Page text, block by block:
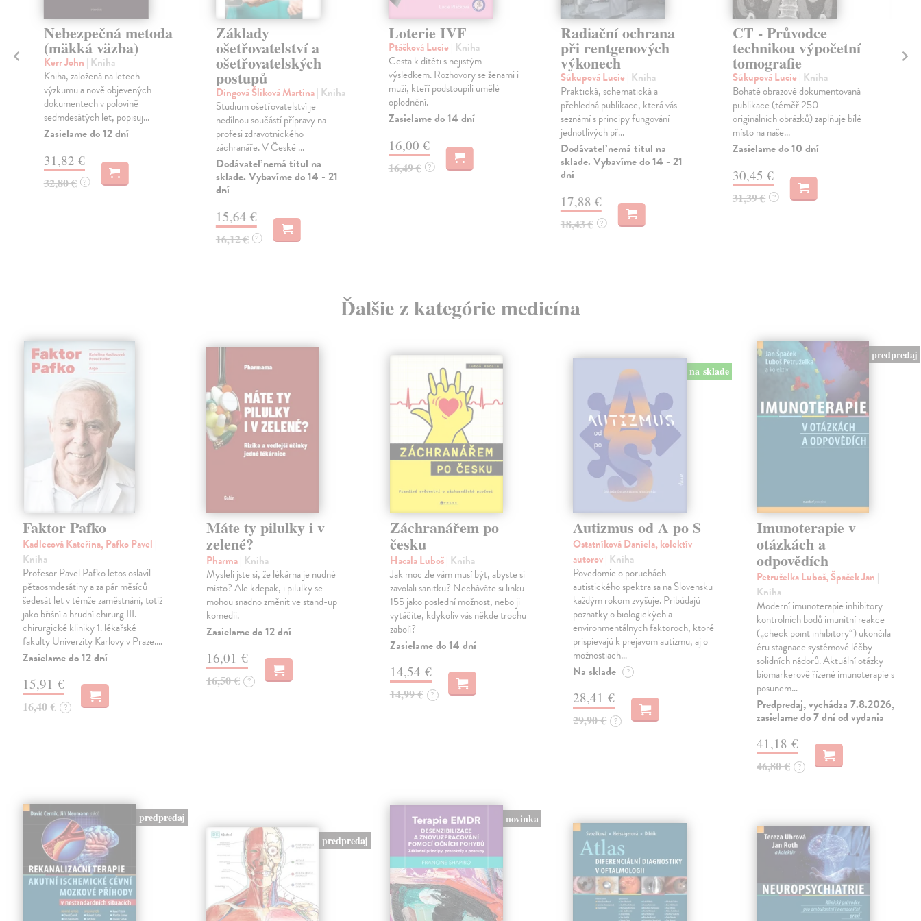
Nebezpečná metoda
(mäkká väzba)
Kerr John | Kniha
Kniha, založená na letech
výzkumu a nově objevených
dokumentech v polovině
sedmdesátých let, popisuj...
Zasielame do 12 dní
31,82 €
32,80 € ?
Základy
ošetřovatelství a
ošetřovatelských
postupů
Dingová Šliková Martina| Kniha
Studium ošetřovatelství je
nedílnou součástí přípravy na
profesi zdravotnického
záchranáře. V České ...
Dodávateľ nemá titul na
sklade. Vybavíme do 14 - 21
dní
15,64 €
16,12 € ?
Loterie IVF
Ptáčková Lucie | Kniha
Cesta k dítěti s nejistým
výsledkem. Rozhovory se ženami i
muži, kteří podstoupili umělé
oplodnění.
Zasielame do 14 dní
16,00 €
16,49 € ?
Radiační ochrana
při rentgenových
výkonech
Súkupová Lucie | Kniha
Praktická, schematická a
přehledná publikace, která vás
seznámí s principy fungování
jednotlivých př...
Dodávateľ nemá titul na
sklade. Vybavíme do 14 - 21
dní
17,88 €
18,43 € ?
CT - Průvodce
technikou výpočetní
tomografie
Súkupová Lucie | Kniha
Bohatě obrazově dokumentovaná
publikace (téměř 250
originálních obrázků) zaplňuje bílé
místo na naše...
Zasielame do 10 dní
30,45 €
31,39 € ?
Ďalšie z kategórie medicína
Faktor Pafko
Kadlecová Kateřina, Pafko Pavel |
Kniha
Profesor Pavel Pafko letos oslavil
pětaosmdesátiny a za pár měsíců
šedesát let v témže zaměstnání, totiž
jako břišní a hrudní chirurg III.
chirurgické kliniky 1. lékařské
fakulty Univerzity Karlovy v Praze.…
Zasielame do 12 dní
15,91 €
16,40 € ?
Máte ty pilulky i v
zelené?
Pharma| Kniha
Mysleli jste si, že lékárna je nudné
místo? Ale kdepak, i pilulky se
mohou snadno změnit ve stand-up
komedii.
Zasielame do 12 dní
16,01 €
16,50 € ?
Záchranářem po
česku
Hacala Luboš| Kniha
Jak moc zle vám musí být, abyste si
zavolali sanitku? Necháváte si linku
155 jako poslední možnost, nebo ji
vytáčíte, kdykoliv vás někde trochu
zabolí?
Zasielame do 14 dní
14,54 €
14,99 € ?
na sklade
Autizmus od A po S
Ostatníková Daniela, kolektív
autorov| Kniha
Povedomie o poruchách
autistického spektra sa na Slovensku
každým rokom zvyšuje. Pribúdajú
poznatky o biologických a
environmentálnych faktoroch, ktoré
prispievajú k prejavom autizmu, aj o
možnostiach…
Na sklade ?
28,41 €
29,90 € ?
predpredaj
Imunoterapie v
otázkách a
odpovědích
Petruželka Luboš, Špaček Jan |
Kniha
Moderní imunoterapie inhibitory
kontrolních bodů imunitní reakce
(„check point inhibitory“) ukončila
éru stagnace systémové léčby
solidních nádorů. Aktuální otázky
biomarkerově řízené imunoterapie s
posunem…
Predpredaj, vychádza 7.8.2026,
zasielame do 7 dní od vydania
41,18 €
46,80 € ?
predpredaj
predpredaj
novinka